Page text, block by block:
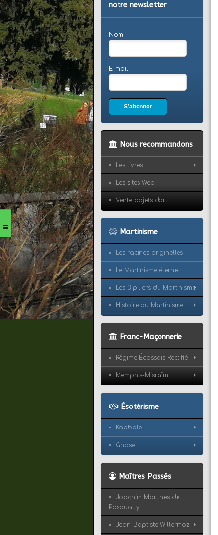
notre newsletter
Nom
E-mail
S’abonner
Nous recommandons
Les livres
Les sites Web
Vente objets d'art
Martinisme
Les racines originelles
Le Martinisme éternel
Les 3 piliers du Martinisme
Histoire du Martinisme
Franc-Maçonnerie
Régime Écossais Rectifié
Memphis-Misraïm
Ésotérisme
Kabbale
Gnose
Maîtres Passés
Joachim Martines de
Pasqually
Jean-Baptiste Willermoz